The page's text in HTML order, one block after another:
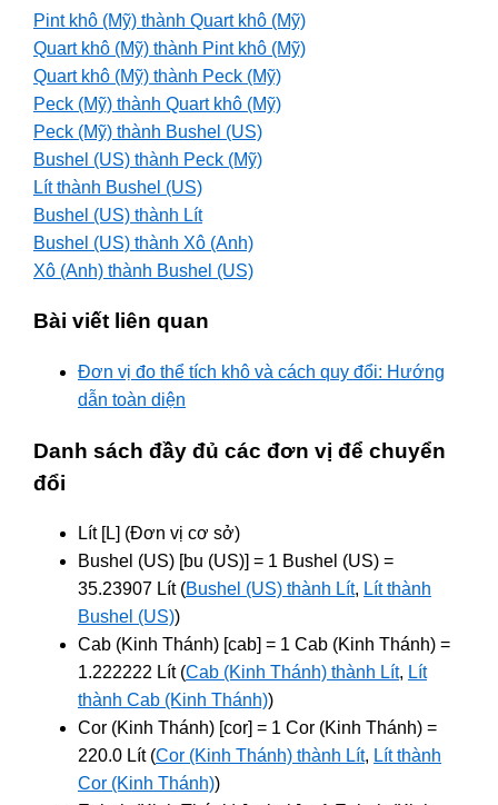
Pint khô (Mỹ) thành Quart khô (Mỹ)
Quart khô (Mỹ) thành Pint khô (Mỹ)
Quart khô (Mỹ) thành Peck (Mỹ)
Peck (Mỹ) thành Quart khô (Mỹ)
Peck (Mỹ) thành Bushel (US)
Bushel (US) thành Peck (Mỹ)
Lít thành Bushel (US)
Bushel (US) thành Lít
Bushel (US) thành Xô (Anh)
Xô (Anh) thành Bushel (US)
Bài viết liên quan
Đơn vị đo thể tích khô và cách quy đổi: Hướng
dẫn toàn diện
Danh sách đầy đủ các đơn vị để chuyển
đổi
Lít [L] (Đơn vị cơ sở)
Bushel (US) [bu (US)] = 1 Bushel (US) =
35.23907 Lít (Bushel (US) thành Lít, Lít thành
Bushel (US))
Cab (Kinh Thánh) [cab] = 1 Cab (Kinh Thánh) =
1.222222 Lít (Cab (Kinh Thánh) thành Lít, Lít
thành Cab (Kinh Thánh))
Cor (Kinh Thánh) [cor] = 1 Cor (Kinh Thánh) =
220.0 Lít (Cor (Kinh Thánh) thành Lít, Lít thành
Cor (Kinh Thánh))